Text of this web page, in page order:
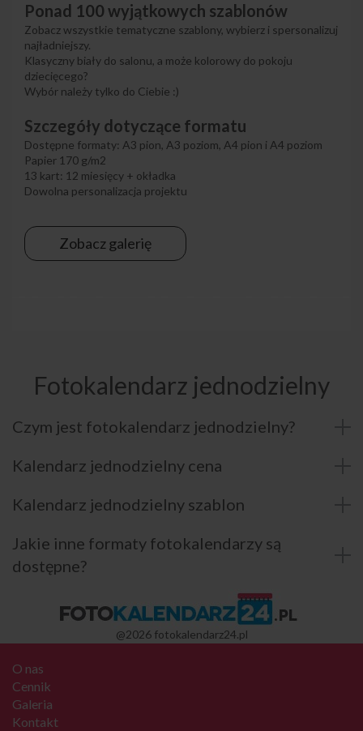
Ponad 100 wyjątkowych szablonów
Zobacz wszystkie tematyczne szablony, wybierz i spersonalizuj
najładniejszy.
Klasyczny biały do salonu, a może kolorowy do pokoju
dziecięcego?
Wybór należy tylko do Ciebie :)
Szczegóły dotyczące formatu
Dostępne formaty: A3 pion, A3 poziom, A4 pion i A4 poziom
Papier 170 g/m2
13 kart: 12 miesięcy + okładka
Dowolna personalizacja projektu
Zobacz galerię
Fotokalendarz jednodzielny
Czym jest fotokalendarz jednodzielny?
Kalendarz jednodzielny cena
Kalendarz jednodzielny szablon
Jakie inne formaty fotokalendarzy są
dostępne?
@2026 fotokalendarz24.pl
O nas
Cennik
Galeria
Kontakt